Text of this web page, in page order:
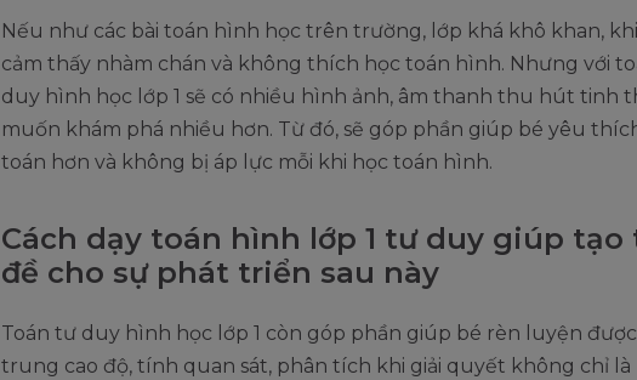
Nếu như các bài toán hình học trên trường, lớp khá khô khan,
cảm thấy nhàm chán và không thích học toán hình. Nhưng với
duy hình học lớp 1 sẽ có nhiều hình ảnh, âm thanh thu hút tinh
muốn khám phá nhiều hơn. Từ đó, sẽ góp phần giúp bé yêu
toán hơn và không bị áp lực mỗi khi học toán hình.
Cách dạy toán hình lớp 1 tư duy giúp tạo
đề cho sự phát triển sau này
Toán tư duy hình học lớp 1 còn góp phần giúp bé rèn luyện
trung cao độ, tính quan sát, phân tích khi giải quyết không chỉ là